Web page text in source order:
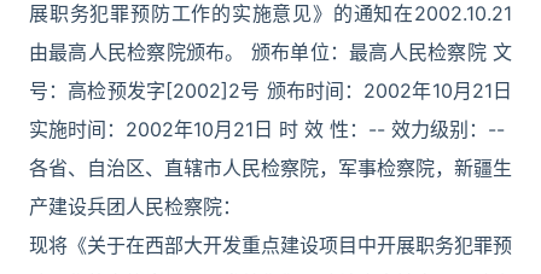
展职务犯罪预防工作的实施意见》的通知在2002.10.21
由最高人民检察院颁布。 颁布单位：最高人民检察院 文
号：高检预发字[2002]2号 颁布时间：2002年10月21日
实施时间：2002年10月21日 时 效 性：-- 效力级别：--
各省、自治区、直辖市人民检察院，军事检察院，新疆生
产建设兵团人民检察院：
现将《关于在西部大开发重点建设项目中开展职务犯罪预